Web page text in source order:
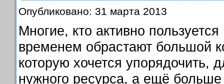
Опубликовано: 31 марта 2013
Многие, кто активно
временем обрастают большой
которую хочется упорядочить,
нужного ресурса, а ещё больше